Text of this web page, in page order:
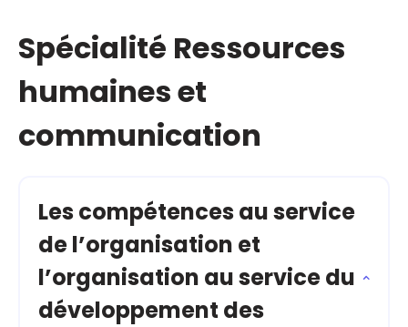
Spécialité Ressources
humaines et
communication
Les compétences au service
de l’organisation et
l’organisation au service du
développement des